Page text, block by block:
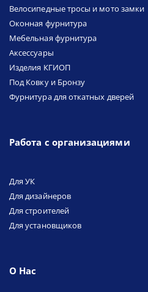
Велосипедные тросы и мото замки
Оконная фурнитура
Мебельная фурнитура
Аксессуары
Изделия КГИОП
Под Ковку и Бронзу
Фурнитура для откатных дверей
Работа с организациями
Для УК
Для дизайнеров
Для строителей
Для установщиков
О Нас